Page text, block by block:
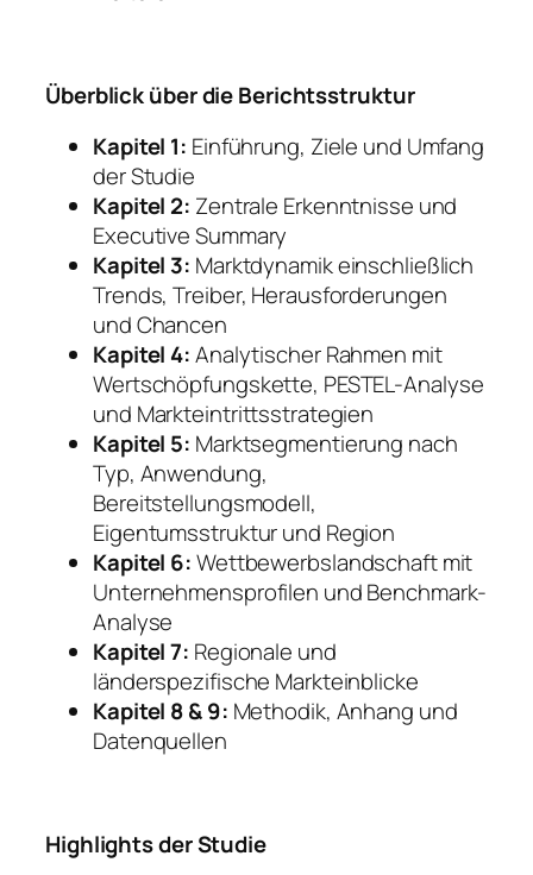
Überblick über die Berichtsstruktur
Kapitel 1: Einführung, Ziele und Umfang
der Studie
Kapitel 2: Zentrale Erkenntnisse und
Executive Summary
Kapitel 3: Marktdynamik einschließlich
Trends, Treiber, Herausforderungen
und Chancen
Kapitel 4:Analytischer Rahmen mit
Wertschöpfungskette, PESTEL-Analyse
und Markteintrittsstrategien
Kapitel 5: Marktsegmentierung nach
Typ, Anwendung,
Bereitstellungsmodell,
Eigentumsstruktur und Region
Kapitel 6:Wettbewerbslandschaft mit
Unternehmensprofilen und Benchmark-
Analyse
Kapitel 7: Regionale und
länderspezifische Markteinblicke
Kapitel 8 & 9: Methodik, Anhang und
Datenquellen
Highlights der Studie